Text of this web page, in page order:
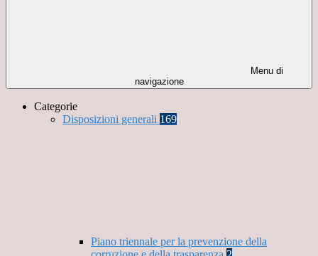
Menu di
navigazione
Categorie
Disposizioni generali 169
Piano triennale per la prevenzione della